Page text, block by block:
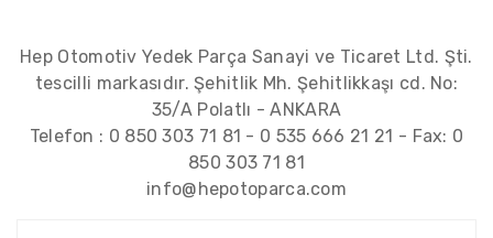
Hep Otomotiv Yedek Parça Sanayi ve Ticaret Ltd. Şti.
tescilli markasıdır. Şehitlik Mh. Şehitlikkaşı cd. No:
35/A Polatlı - ANKARA
Telefon : 0 850 303 71 81 - 0 535 666 21 21 - Fax: 0
850 303 71 81
info@hepotoparca.com